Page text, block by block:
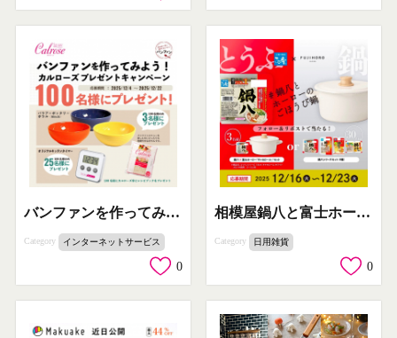
バンファンを作ってみよう！カルローズプレゼントキャンペーン
Category インターネットサービス
0
相模屋鍋八と富士ホーローのコラボ企画プレゼントキャンペーン
Category 日用雑貨
0